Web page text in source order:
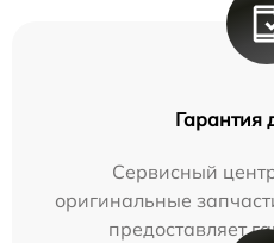
Гарантия
Сервисный
оригинальные
предоставляет